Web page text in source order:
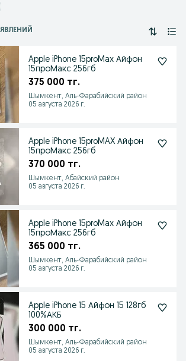
Apple iPhone 15proMax Айфон
15проМакс 256гб
375 000 тг.
Шымкент, Аль-Фарабийский район
05 августа 2026 г.
Apple iPhone 15proMAX Айфон
15проМакс 256гб
370 000 тг.
Шымкент, Абайский район
05 августа 2026 г.
Apple iPhone 15proMax Айфон
15проМакс 256гб
365 000 тг.
Шымкент, Аль-Фарабийский район
05 августа 2026 г.
Apple iPhone 15 Айфон 15 128гб
100%АКБ
300 000 тг.
Шымкент, Аль-Фарабийский район
05 августа 2026 г.